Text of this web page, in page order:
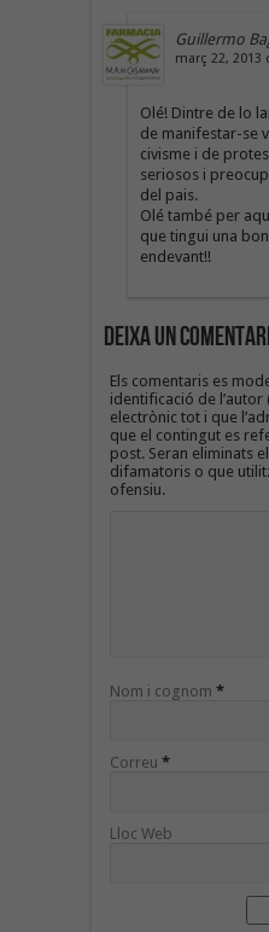
Guillermo
març 22, 2013
Olé! Dintre de lo
de manifestar-se
civisme i de
seriosos i
del pais.
Olé també per
que tingui una
endevant!!
Deixa un
Els comentaris es
identificació de
electrònic tot i que
que el contingut es
post. Seran eliminats
difamatoris o que
ofensiu.
Nom i cognom *
Correu *
Lloc Web